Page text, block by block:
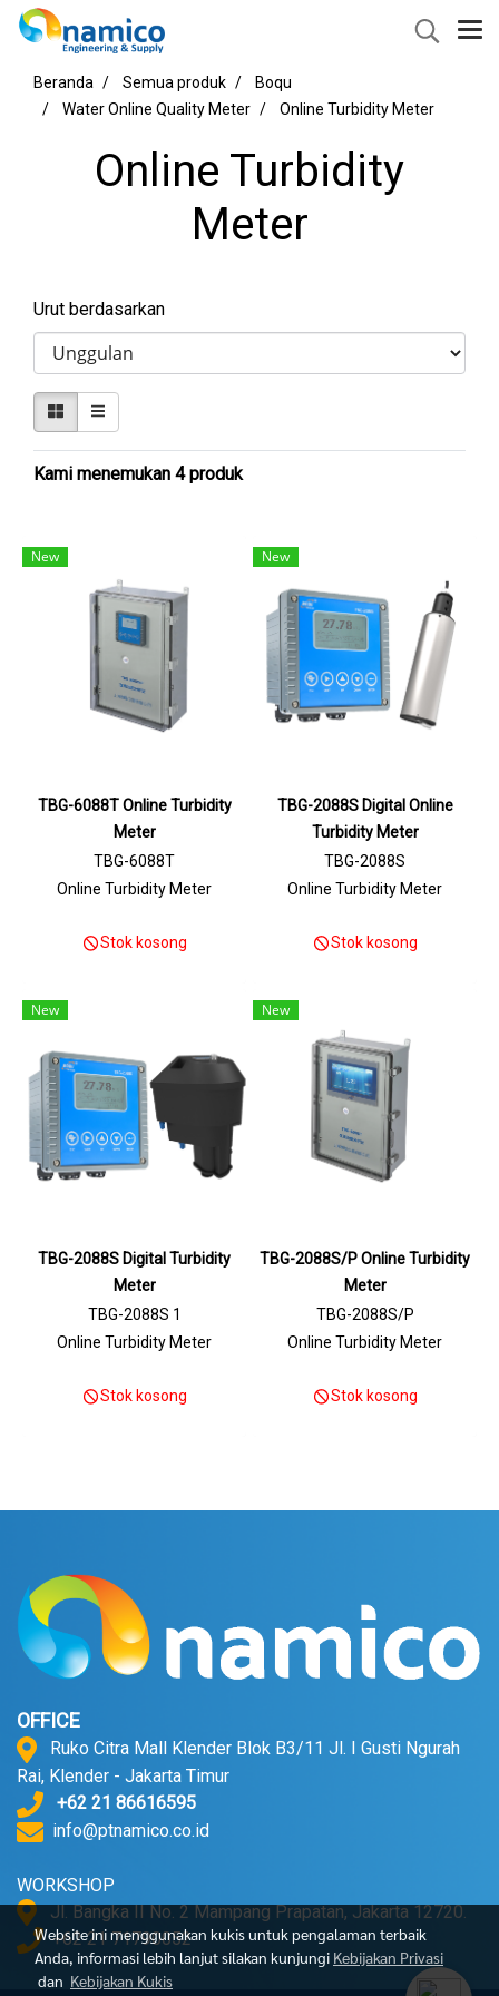
Beranda Semua produk
Boqu
Water Online Quality Meter
Online Turbidity Meter
Online Turbidity
Meter
Urut berdasarkan
Kami menemukan 4 produk
New
TBG-6088T Online Turbidity
Meter
TBG-6088T
Online Turbidity Meter
Stok kosong
New
TBG-2088S Digital Online
Turbidity Meter
TBG-2088S
Online Turbidity Meter
Stok kosong
New
TBG-2088S Digital Turbidity
Meter
TBG-2088S 1
Online Turbidity Meter
Stok kosong
New
TBG-2088S/P Online Turbidity
Meter
TBG-2088S/P
Online Turbidity Meter
Stok kosong
OFFICE
Ruko Citra Mall Klender Blok B3/11 Jl. I Gusti Ngurah
Rai, Klender - Jakarta Timur
+62 21 86616595
info@ptnamico.co.id
WORKSHOP
Jl. Bangka II No. 2 Mampang Prapatan, Jakarta 12720.
+62 21 71790052
Website ini menggunakan kukis untuk pengalaman terbaik
Anda, informasi lebih lanjut silakan kunjungi Kebijakan Privasi
dan Kebijakan Kukis